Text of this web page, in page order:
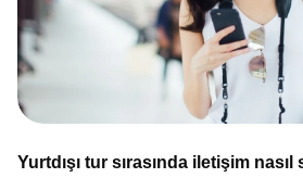
Yurtdışı tur sırasında iletişim nasıl